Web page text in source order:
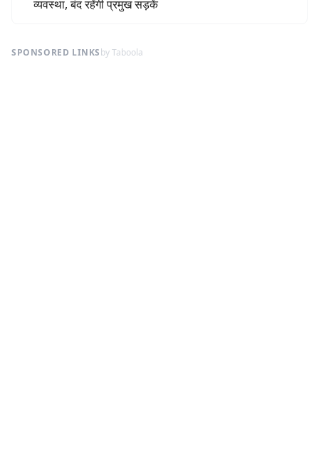
व्यवस्था, बंद रहेंगी प्रमुख सड़कें
SPONSORED LINKSby Taboola